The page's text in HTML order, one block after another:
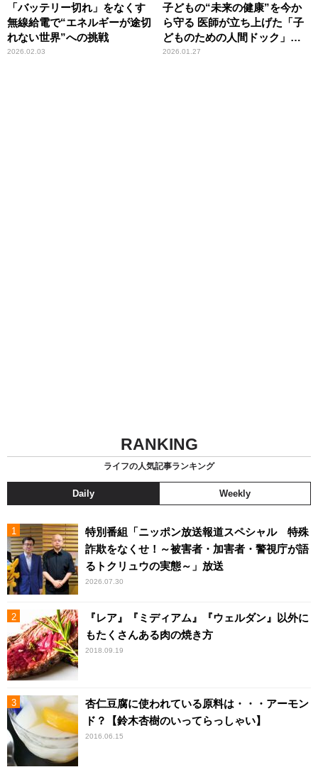
「バッテリー切れ」をなくす
無線給電で“エネルギーが途切
れない世界”への挑戦
2026.02.03
子どもの“未来の健康”を今か
ら守る 医師が立ち上げた「子
どものための人間ドック」と
いう新しい選択肢
2026.01.27
RANKING
ライフの人気記事ランキング
Daily Weekly
特別番組「ニッポン放送報道スペシャル 特殊
詐欺をなくせ！～被害者・加害者・警視庁が語
るトクリュウの実態～」放送
2026.07.30
『レア』『ミディアム』『ウェルダン』以外に
もたくさんある肉の焼き方
2018.09.19
杏仁豆腐に使われている原料は・・・アーモン
ド？【鈴木杏樹のいってらっしゃい】
2016.06.15